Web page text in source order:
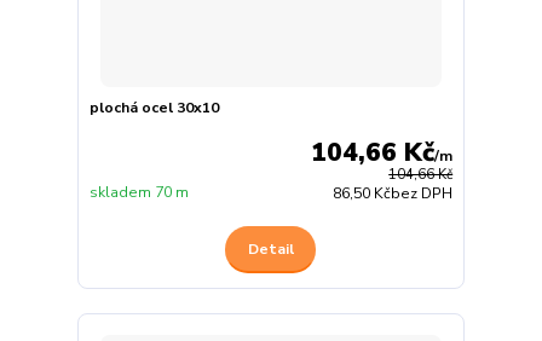
plochá ocel 30x10
104,66 Kč
104,66 Kč/m
86,50 Kčbez DPH
skladem 70 m
Detail